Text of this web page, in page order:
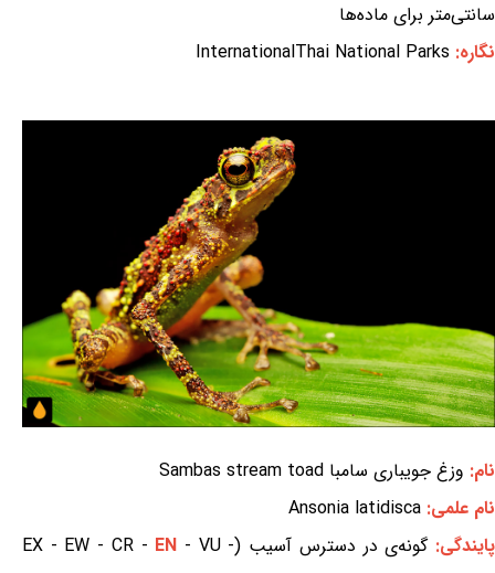
سانتی‌متر برای ماده‌ها
نگاره: InternationalThai National Parks
نام: وزغ جویباری سامبا Sambas stream toad
نام علمی: Ansonia latidisca
پایندگی:گونه‌ی در دسترس آسیب (EX - EW - CR - EN - VU -